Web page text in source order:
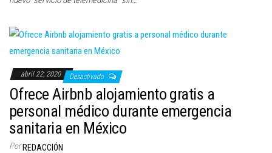
abril 22, 2020 Desactivado
Ofrece Airbnb alojamiento gratis a
personal médico durante emergencia
sanitaria en México
Por REDACCIÓN